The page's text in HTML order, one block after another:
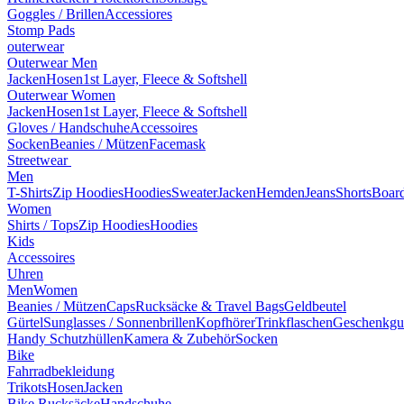
Goggles / BrillenAccessiores
Stomp Pads
outerwear
Outerwear Men
JackenHosen1st Layer, Fleece & Softshell
Outerwear Women
JackenHosen1st Layer, Fleece & Softshell
Gloves / HandschuheAccessoires
SockenBeanies / MützenFacemask
Streetwear
Men
T-ShirtsZip HoodiesHoodiesSweaterJackenHemdenJeansShorts
Women
Shirts / TopsZip HoodiesHoodies
Kids
Accessoires
Uhren
MenWomen
Beanies / MützenCapsRucksäcke & Travel BagsGeldbeutel
GürtelSunglasses / SonnenbrillenKopfhörerTrinkflaschen
Handy SchutzhüllenKamera & ZubehörSocken
Bike
Fahrradbekleidung
TrikotsHosenJacken